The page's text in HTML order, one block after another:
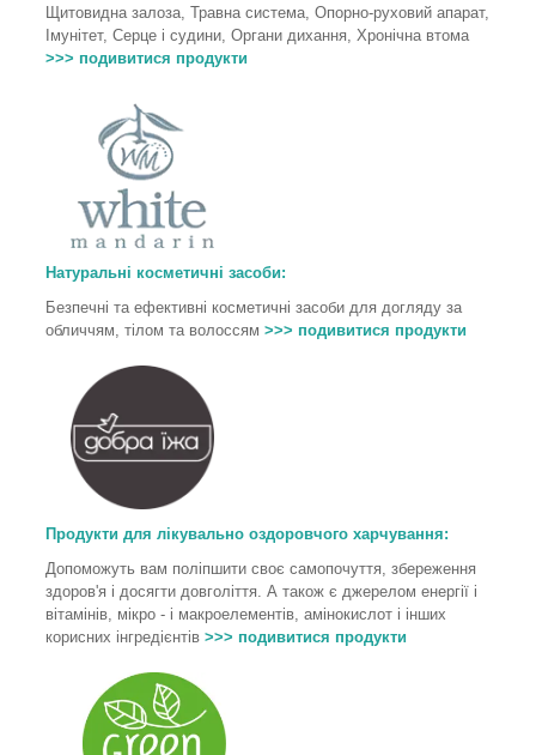
Щитовидна залоза, Травна система, Опорно-руховий апарат,
Імунітет, Серце і судини, Органи дихання, Хронічна втома
>>> подивитися продукти
Натуральні косметичні засоби:
Безпечні та ефективні косметичні засоби для догляду за
обличчям, тілом та волоссям >>> подивитися продукти
Продукти для лікувально оздоровчого харчування:
Допоможуть вам поліпшити своє самопочуття, збереження
здоров'я і досягти довголіття. А також є джерелом енергії і
вітамінів, мікро - і макроелементів, амінокислот і інших
корисних інгредієнтів >>> подивитися продукти